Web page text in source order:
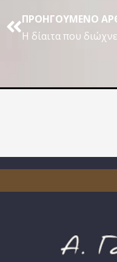
ΠΡΟΗΓΟΎΜΕΝΟ
Η δίαιτα που